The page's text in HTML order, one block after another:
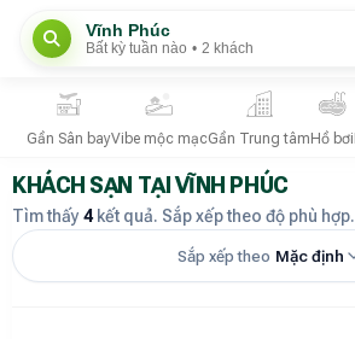
Vĩnh Phúc
Bất kỳ tuần nào • 2 khách
Gần Sân bayVibe mộc mạcGần Trung tâm Hồ bơi
KHÁCH SẠN TẠI VĨNH PHÚC
Tìm thấy 4kết quả. Sắp xếp theo độ phù hợp.
Sắp xếp theo Mặc định